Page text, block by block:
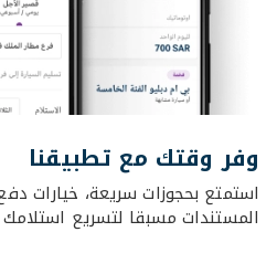
وفر وقتك مع تطبيقنا
استمتع بحجوزات سريعة، خيارات
المستندات مسبقا لتسريع استلامك